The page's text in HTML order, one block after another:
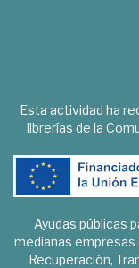
Esta actividad ha
librerías de la
Ayudas públicas
medianas empresas
Recuperación,